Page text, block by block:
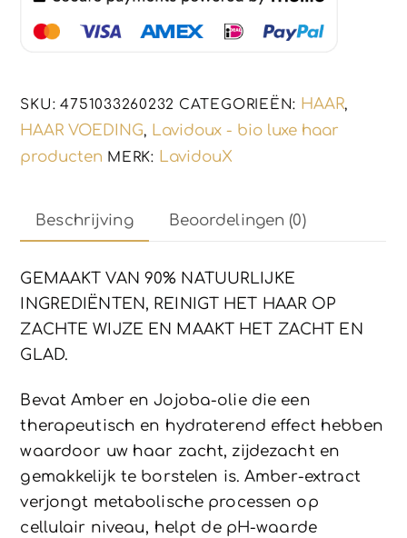
en
volume
SKU:4751033260232 CATEGORIEËN: HAAR,
HAAR VOEDING, Lavidoux - bio luxe haar
producten MERK: LavidouX
Beschrijving Beoordelingen (0)
GEMAAKT VAN 90% NATUURLIJKE
INGREDIËNTEN, REINIGT HET HAAR OP
ZACHTE WIJZE EN MAAKT HET ZACHT EN
GLAD.
Bevat Amber en Jojoba-olie die een
therapeutisch en hydraterend effect hebben
waardoor uw haar zacht, zijdezacht en
gemakkelijk te borstelen is. Amber-extract
verjongt metabolische processen op
cellulair niveau, helpt de pH-waarde